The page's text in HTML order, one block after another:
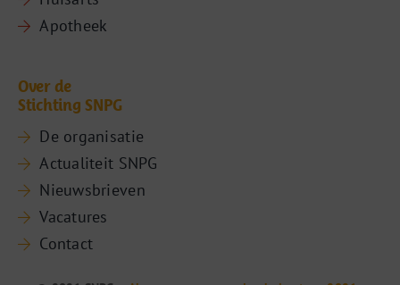
Apotheek
Over de
Stichting SNPG
De organisatie
Actualiteit SNPG
Nieuwsbrieven
Vacatures
Contact